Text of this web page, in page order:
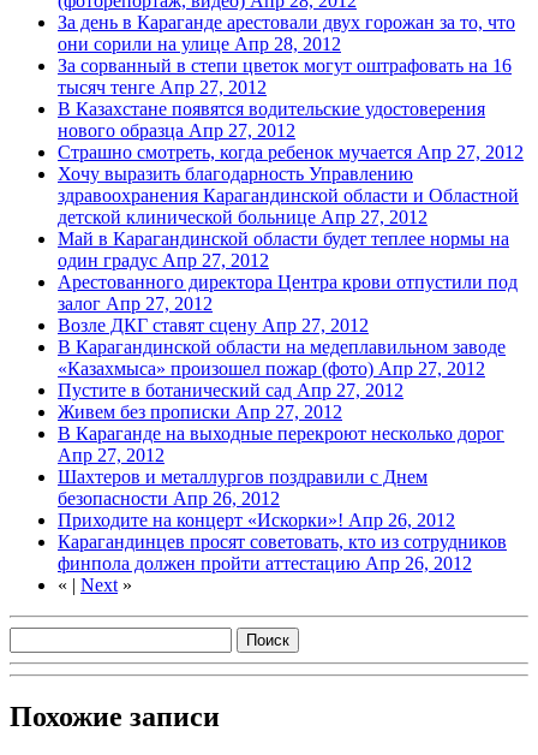
За день в Караганде арестовали двух горожан за то, что
они сорили на улице Апр 28, 2012
За сорванный в степи цветок могут оштрафовать на 16
тысяч тенге Апр 27, 2012
В Казахстане появятся водительские удостоверения
нового образца Апр 27, 2012
Страшно смотреть, когда ребенок мучается Апр 27, 2012
Хочу выразить благодарность Управлению
здравоохранения Карагандинской области и Областной
детской клинической больнице Апр 27, 2012
Май в Карагандинской области будет теплее нормы на
один градус Апр 27, 2012
Арестованного директора Центра крови отпустили под
залог Апр 27, 2012
Возле ДКГ ставят сцену Апр 27, 2012
В Карагандинской области на медеплавильном заводе
«Казахмыса» произошел пожар (фото) Апр 27, 2012
Пустите в ботанический сад Апр 27, 2012
Живем без прописки Апр 27, 2012
В Караганде на выходные перекроют несколько дорог
Апр 27, 2012
Шахтеров и металлургов поздравили с Днем
безопасности Апр 26, 2012
Приходите на концерт «Искорки»! Апр 26, 2012
Карагандинцев просят советовать, кто из сотрудников
финпола должен пройти аттестацию Апр 26, 2012
« | Next »
Похожие записи